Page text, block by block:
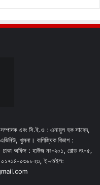
এবং সি.ই.ও : এনামুল হক সাহেদ,
খুলনা। বাণিজ্যিক বিভাগ :
ঢাকা অফিস : হাউজ নং-২০১, রোড নং-৫,
০৩৮৮২৩, ই-মেইল: